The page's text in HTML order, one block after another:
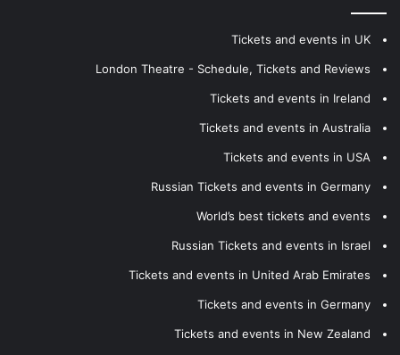
Tickets and events in UK
London Theatre - Schedule, Tickets and Reviews
Tickets and events in Ireland
Tickets and events in Australia
Tickets and events in USA
Russian Tickets and events in Germany
World’s best tickets and events
Russian Tickets and events in Israel
Tickets and events in United Arab Emirates
Tickets and events in Germany
Tickets and events in New Zealand